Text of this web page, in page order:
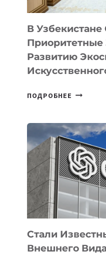
В
Приоритетные
Развитию
ПОДРОБНЕЕ В
ЗАДАЧИ
ПО
Стали
Внешнего